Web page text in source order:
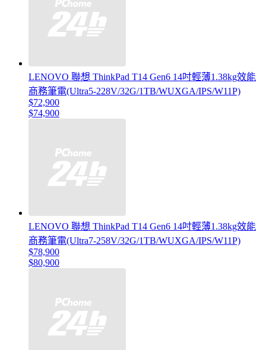
LENOVO 聯想 ThinkPad T14 Gen6 14吋輕薄1.38kg效能
商務筆電(Ultra5-228V/32G/1TB/WUXGA/IPS/W11P)
$72,900
$74,900
LENOVO 聯想 ThinkPad T14 Gen6 14吋輕薄1.38kg效能
商務筆電(Ultra7-258V/32G/1TB/WUXGA/IPS/W11P)
$78,900
$80,900